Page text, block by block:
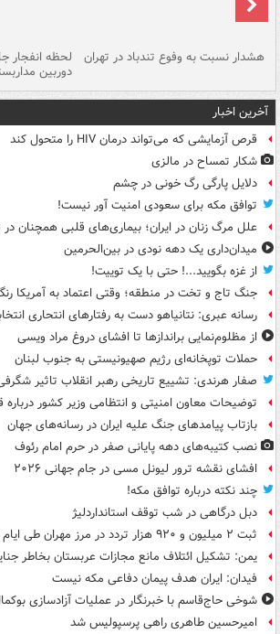
هشدار نسبت به وفوع تندباد در تهران
دوربین
آخرین اخبار
قرص آزمایشی که می‌تواند درمان HIV را متحول کند
شکار تمساح در مالزی
دلایل پارگی رگ خونی در چشم
توافق مکه برای سعودی امنیت آور نیست!
علل مرگ زنان در ایران؛ بیماری‌های قلبی همچنان
میدان‌داری یک دهه نودی در بین‌الحرمین
از غزه بگویید...! حتی با یک توییت!
جنگ تاج و تخت در منطقه؛ وقتی اعتماد به آمریکا
رسانه عبری: نتانیاهو دست به رفتارهای انتحاری
از مظلوم‌نمایی براندازها تا افشای دروغ مراد ویسی
حملات توپخانه‌ای رژیم صهیونیستی به جنوب لبنان
صفار هرندی: تشییع تاریخی رهبر انقلاب تاثیر
توضیحات معاون امنیتی و انتظامی وزیر کشور
بازتاب پیامدهای جنگ علیه ایران در رسانه‌های جهان
نصب کتیبه‌های دهه پایانی صفر در حرم امام رئوف
افشای نقشه ترور لیونل مسی در جام جهانی ۲۰۲۶
چند نکته درباره توافق مکه!
دبل درگاهی در شب توقف استانداردلیژ
ثبت ۲ میلیون و ۹۲۰ هزار تردد در مرز مهران طی ایام اربعین
یمن: تشکیل ائتلاف مانع مجازات عربستان بخاطر
فیدان: ایران هدف پیمان دفاعی مکه نیست
شوخی حاج‌قاسم با خبرنگار در عملیات آزادسازی
امیرحسین طاهری راهی پرسپولیس شد